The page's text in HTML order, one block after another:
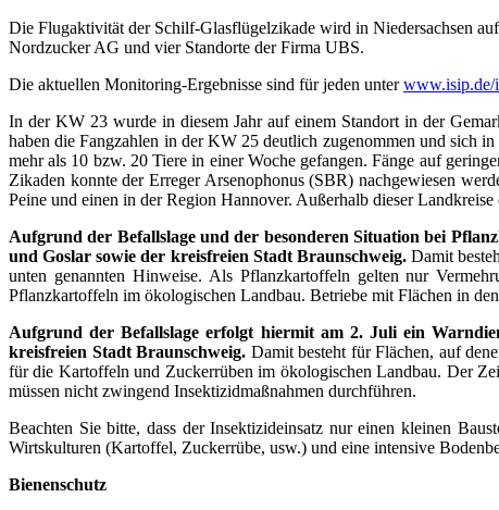
Die Flugaktivität der Schilf-Glasflügelzikade wird in Niedersachsen
Nordzucker AG und vier Standorte der Firma UBS.
Die aktuellen Monitoring-Ergebnisse sind für jeden unterwww.isip.de/
In der KW 23 wurde in diesem Jahr auf einem Standort in der
haben die Fangzahlen in der KW 25 deutlich zugenommen und sich
mehr als 10 bzw. 20 Tiere in einer Woche gefangen. Fänge auf
Zikaden konnte der Erreger Arsenophonus (SBR) nachgewiesen
Peine und einen in der Region Hannover. Außerhalb dieser
Aufgrund der Befallslage und der besonderen Situation bei
und Goslar sowie der kreisfreien Stadt Braunschweig. Damit
unten genannten Hinweise. Als Pflanzkartoffeln gelten nur
Pflanzkartoffeln im ökologischen Landbau. Betriebe mit Flächen in
Aufgrund der Befallslage erfolgt hiermit am 2. Juli ein
kreisfreien Stadt Braunschweig. Damit besteht für Flächen, auf
für die Kartoffeln und Zuckerrüben im ökologischen Landbau. Der
müssen nicht zwingend Insektizidmaßnahmen durchführen.
Beachten Sie bitte, dass der Insektizideinsatz nur einen kleinen
Wirtskulturen (Kartoffel, Zuckerrübe, usw.) und eine intensive
Bienenschutz